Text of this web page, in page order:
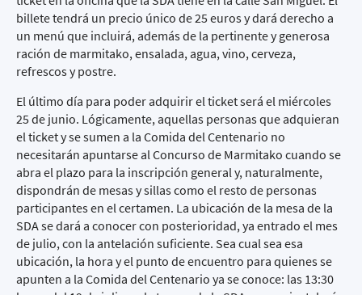
billete tendrá un precio único de 25 euros y dará derecho a
un menú que incluirá, además de la pertinente y generosa
ración de marmitako, ensalada, agua, vino, cerveza,
refrescos y postre.
El último día para poder adquirir el ticket será el miércoles
25 de junio. Lógicamente, aquellas personas que adquieran
el ticket y se sumen a la Comida del Centenario no
necesitarán apuntarse al Concurso de Marmitako cuando se
abra el plazo para la inscripción general y, naturalmente,
dispondrán de mesas y sillas como el resto de personas
participantes en el certamen. La ubicación de la mesa de la
SDA se dará a conocer con posterioridad, ya entrado el mes
de julio, con la antelación suficiente. Sea cual sea esa
ubicación, la hora y el punto de encuentro para quienes se
apunten a la Comida del Centenario ya se conoce: las 13:30